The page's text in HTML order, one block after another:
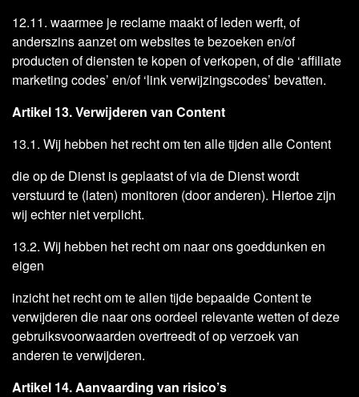
12.11. waarmee je reclame maakt of leden werft, of
anderszins aanzet om websites te bezoeken en/of
producten of diensten te kopen of verkopen, of die ‘affiliate
marketing codes’ en/of ‘link verwijzingscodes’ bevatten.
Artikel 13. Verwijderen van Content
13.1. Wij hebben het recht om ten alle tijden alle Content
die op de Dienst is geplaatst of via de Dienst wordt
verstuurd te (laten) monitoren (door anderen). Hiertoe zijn
wij echter niet verplicht.
13.2. Wij hebben het recht om naar ons goeddunken en
eigen
inzicht het recht om te allen tijde bepaalde Content te
verwijderen die naar ons oordeel relevante wetten of deze
gebruiksvoorwaarden overtreedt of op verzoek van
anderen te verwijderen.
Artikel 14. Aanvaarding van risico’s